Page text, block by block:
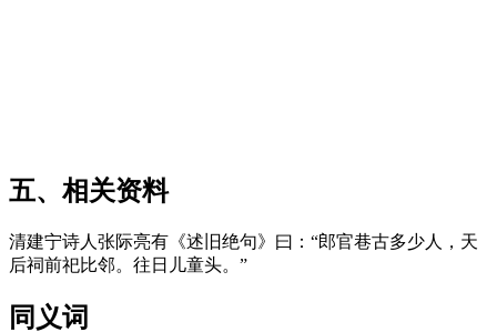
五、相关资料
清建宁诗人张际亮有《述旧绝句》曰：“郎官巷古多少人，天
后祠前祀比邻。往日儿童头。”
同义词